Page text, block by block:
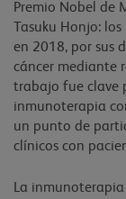
Premio Nobel de
Tasuku Honjo:
en 2018, por sus
cáncer mediante
trabajo fue clave
inmunoterapia
un punto de
clínicos con
La